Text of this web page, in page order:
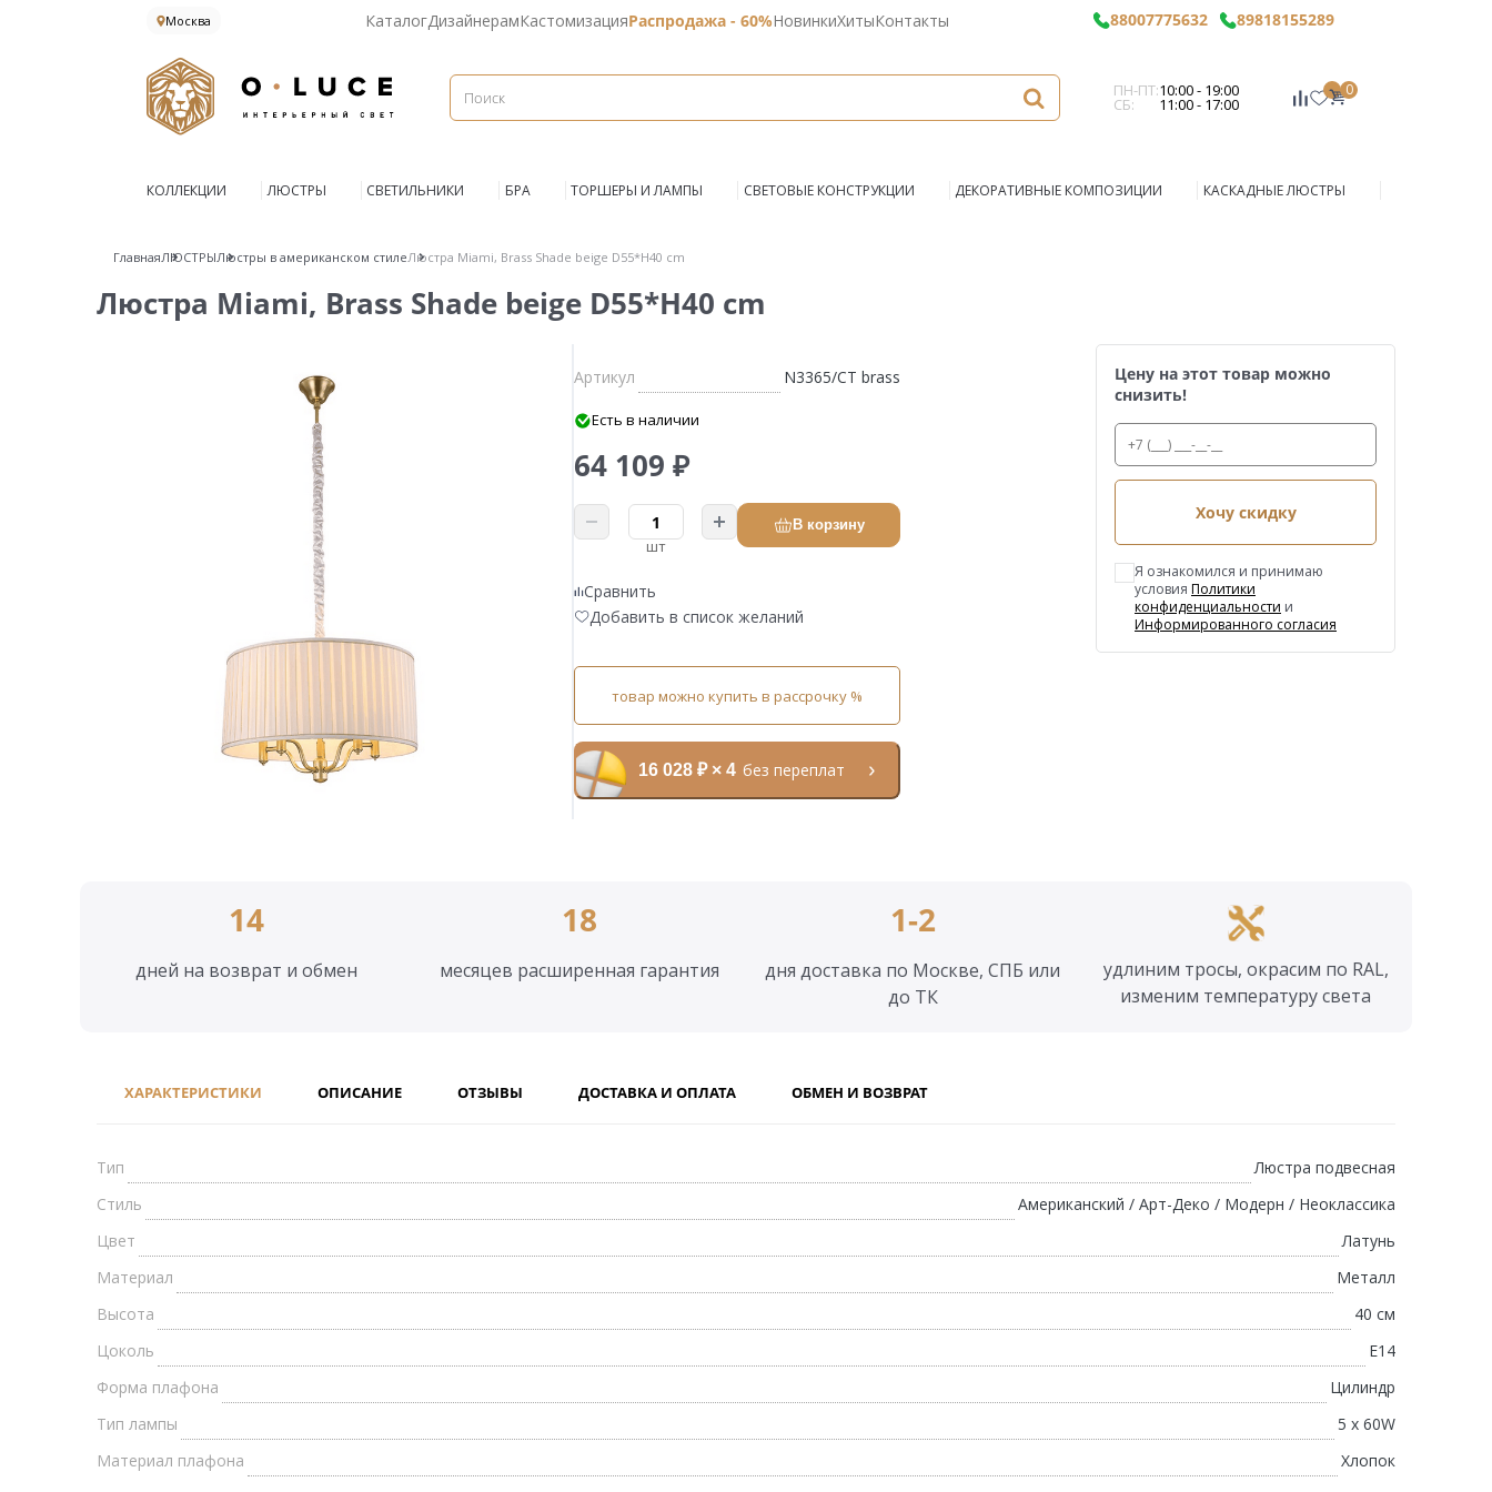
Москва КаталогДизайнерамКастомизацияРаспродажа - 60%НовинкиХитыКонтакты 88007775632 89818155289
ПН-ПТ:10:00 - 19:00
СБ: 11:00 - 17:00
0
КОЛЛЕКЦИИ ЛЮСТРЫ СВЕТИЛЬНИКИ БРА ТОРШЕРЫ И ЛАМПЫ СВЕТОВЫЕ КОНСТРУКЦИИ ДЕКОРАТИВНЫЕ КОМПОЗИЦИИ КАСКАДНЫЕ ЛЮСТРЫ
ГлавнаяЛЮСТРЫЛюстры в американском стилеЛюстра Miami, Brass Shade beige D55*H40 cm
Люстра Miami, Brass Shade beige D55*H40 cm
Артикул N3365/CT brass
Есть в наличии
64 109 ₽
шт
В корзину
Сравнить
Добавить в список желаний
товар можно купить в рассрочку %
16 028 ₽ × 4 без переплат
Цену на этот товар можно
снизить!
Хочу скидку
Я ознакомился и принимаю
условия Политики
конфиденциальности и
Информированного согласия
14
дней на возврат и обмен
18
месяцев расширенная гарантия
1-2
дня доставка по Москве, СПБ или
до ТК
удлиним тросы, окрасим по RAL,
изменим температуру света
ХАРАКТЕРИСТИКИ ОПИСАНИЕ ОТЗЫВЫ ДОСТАВКА И ОПЛАТА ОБМЕН И ВОЗВРАТ
Тип
Люстра подвесная
Стиль
Американский / Арт-Деко / Модерн / Неоклассика
Цвет
Латунь
Материал
Металл
Высота
40 см
Цоколь
E14
Форма плафона
Цилиндр
Тип лампы
5 х 60W
Материал плафона
Хлопок